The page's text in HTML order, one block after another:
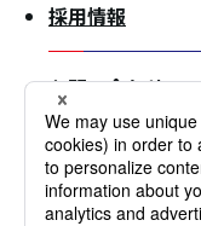
採用情報
お問い合わせ